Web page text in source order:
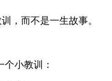
，而不是一生故事。
小教训：